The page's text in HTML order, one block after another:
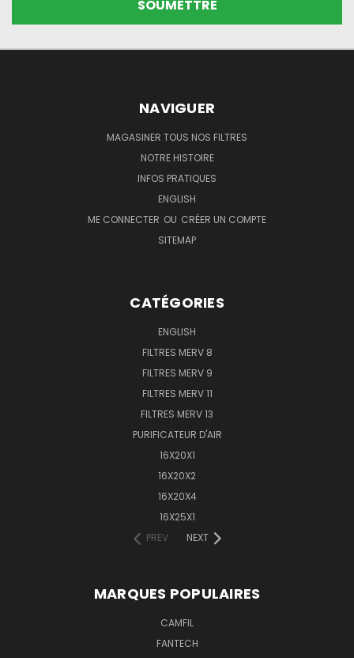
NAVIGUER
MAGASINER TOUS NOS FILTRES
NOTRE HISTOIRE
INFOS PRATIQUES
ENGLISH
ME CONNECTER OU CRÉER UN COMPTE
SITEMAP
CATÉGORIES
ENGLISH
FILTRES MERV 8
FILTRES MERV 9
FILTRES MERV 11
FILTRES MERV 13
PURIFICATEUR D'AIR
16X20X1
16X20X2
16X20X4
16X25X1
PREV
NEXT
MARQUES POPULAIRES
CAMFIL
FANTECH